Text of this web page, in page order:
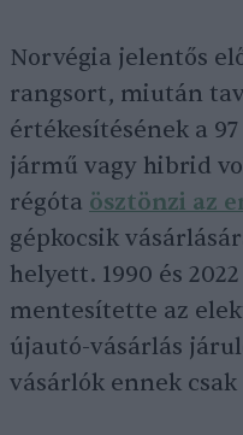
Norvégia jelentős
rangsort, miután
értékesítésének a
jármű vagy hibrid
régóta ösztönzi az
gépkocsik
helyett. 1990 és
mentesítette az
újautó-vásárlás
vásárlók ennek